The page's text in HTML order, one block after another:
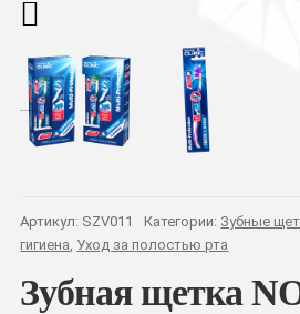
Артикул: SZV011 Категории: Зубные
гигиена, Уход за полостью рта
Зубная щетка